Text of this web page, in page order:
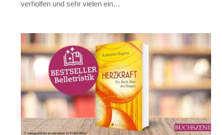
verholfen und sehr vielen ein…